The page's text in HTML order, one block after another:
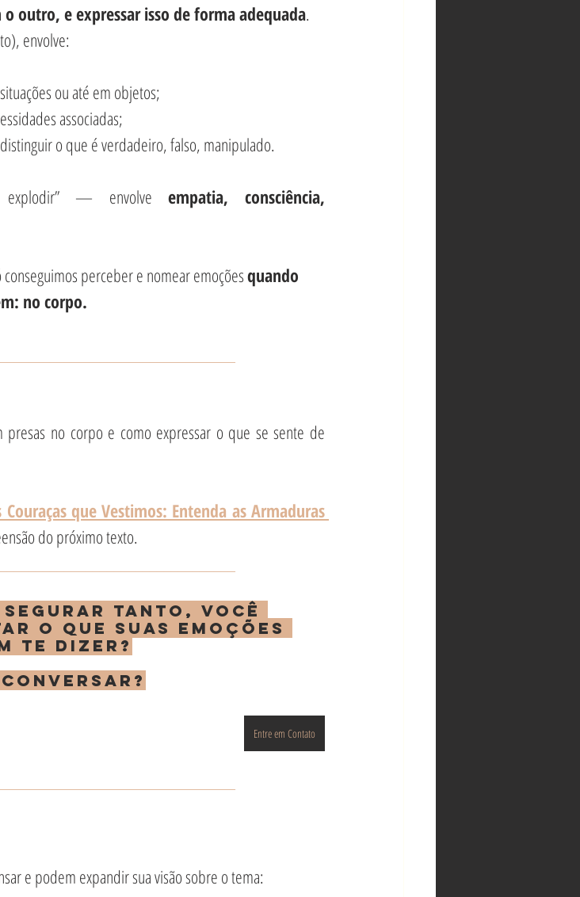
outro, e expressar isso de forma adequada.
envolve:
ou até em objetos;
associadas;
o que é verdadeiro, falso, manipulado.
— envolve empatia, consciência,
perceber e nomear emoções quando
no corpo.
no corpo e como expressar o que se sente de
Couraças que Vestimos: Entenda as Armaduras
do próximo texto.
segurar tanto, você
o que suas emoções
te dizer?
conversar?
Entre em Contato
e podem expandir sua visão sobre o tema: